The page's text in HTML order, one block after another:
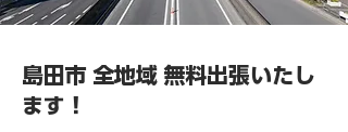
島田市 全地域 無料出張いたし
ます！